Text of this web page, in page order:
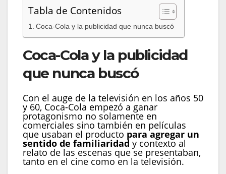
Tabla de Contenidos
Coca-Cola y la publicidad que nunca buscó
Coca-Cola y la publicidad
que nunca buscó
Con el auge de la televisión en los años 50
y 60, Coca-Cola empezó a ganar
protagonismo no solamente en
comerciales sino también en películas
que usaban el producto para agregar un
sentido de familiaridad y contexto al
relato de las escenas que se presentaban,
tanto en el cine como en la televisión.